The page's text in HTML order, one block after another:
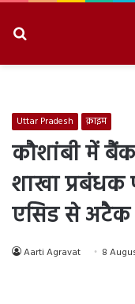
Uttar Pradesh क्राइम
कौशांबी में
शाखा प्रबंधक
एसिड से अटैक
Aarti Agravat 8